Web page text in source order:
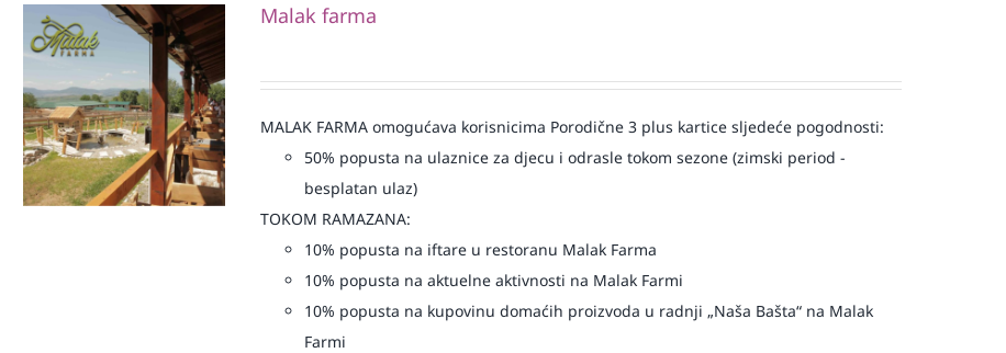
Malak farma
MALAK FARMA omogućava korisnicima Porodične 3 plus kartice sljedeće pogodnosti:
50% popusta na ulaznice za djecu i odrasle tokom sezone (zimski period -
besplatan ulaz)
TOKOM RAMAZANA:
10% popusta na iftare u restoranu Malak Farma
10% popusta na aktuelne aktivnosti na Malak Farmi
10% popusta na kupovinu domaćih proizvoda u radnji „Naša Bašta“ na Malak
Farmi